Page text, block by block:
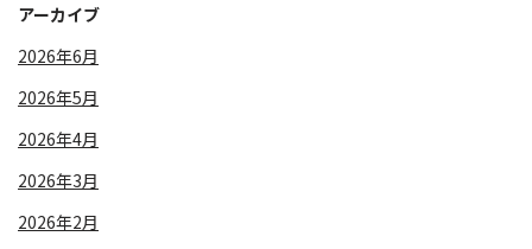
アーカイブ
2026年6月
2026年5月
2026年4月
2026年3月
2026年2月